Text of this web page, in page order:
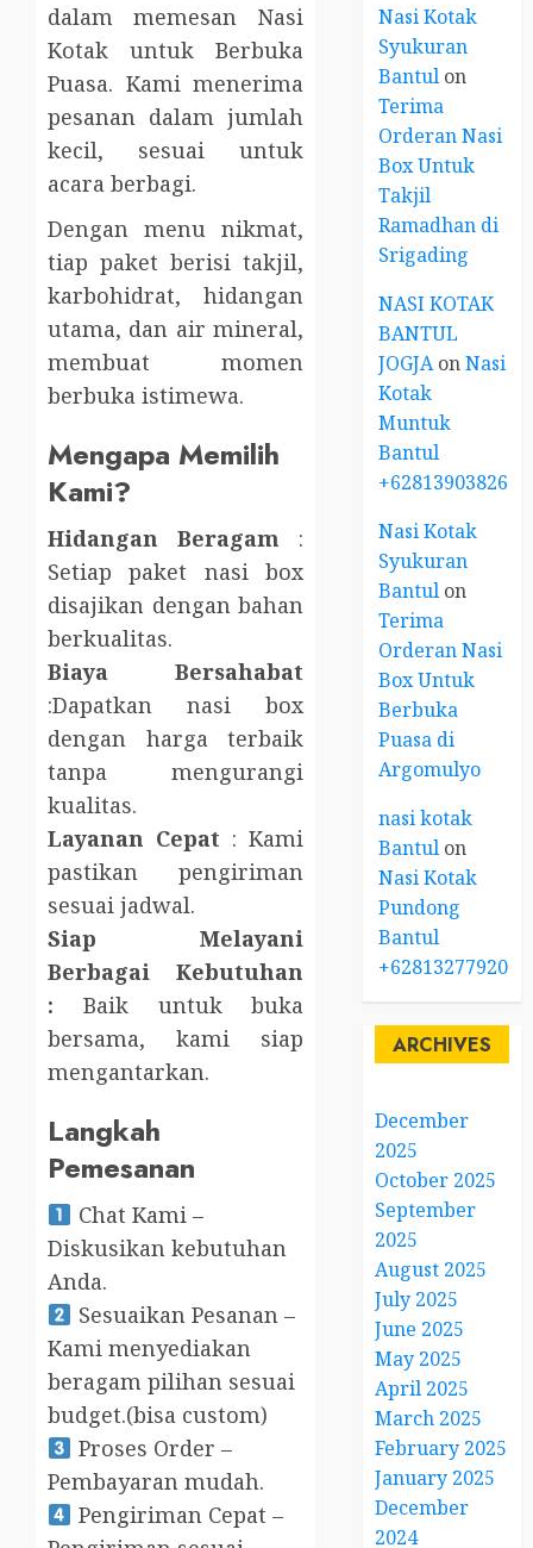
dalam memesan Nasi
Kotak untuk Berbuka
Puasa. Kami menerima
pesanan dalam jumlah
kecil, sesuai untuk
acara berbagi.
Dengan menu nikmat,
tiap paket berisi takjil,
karbohidrat, hidangan
utama, dan air mineral,
membuat momen
berbuka istimewa.
Mengapa Memilih
Kami?
Hidangan Beragam :
Setiap paket nasi box
disajikan dengan bahan
berkualitas.
Biaya Bersahabat
:Dapatkan nasi box
dengan harga terbaik
tanpa mengurangi
kualitas.
Layanan Cepat : Kami
pastikan pengiriman
sesuai jadwal.
Siap Melayani
Berbagai Kebutuhan
: Baik untuk buka
bersama, kami siap
mengantarkan.
Langkah
Pemesanan
Chat Kami –
Diskusikan kebutuhan
Anda.
Sesuaikan Pesanan –
Kami menyediakan
beragam pilihan sesuai
budget.(bisa custom)
Proses Order –
Pembayaran mudah.
Pengiriman Cepat –
Nasi Kotak
Syukuran
Bantul on
Terima
Orderan Nasi
Box Untuk
Takjil
Ramadhan di
Srigading
NASI KOTAK
BANTUL
JOGJAonNasi
Kotak
Muntuk
Bantul
+6281390382667
Nasi Kotak
Syukuran
Bantul on
Terima
Orderan Nasi
Box Untuk
Berbuka
Puasa di
Argomulyo
nasi kotak
Bantul on
Nasi Kotak
Pundong
Bantul
+6281327792084
ARCHIVES
December
2025
October 2025
September
2025
August 2025
July 2025
June 2025
May 2025
April 2025
March 2025
February 2025
January 2025
December
2024